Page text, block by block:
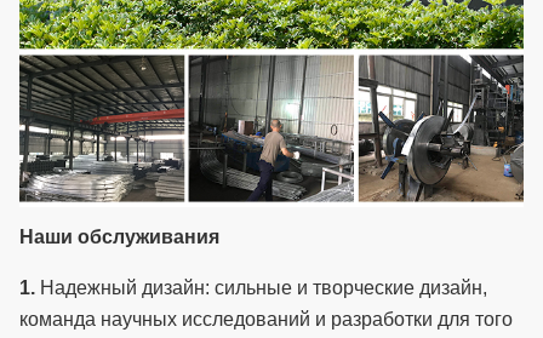
Наши обслуживания
1. Надежный дизайн: сильные и творческие дизайн,
команда научных исследований и разработки для того